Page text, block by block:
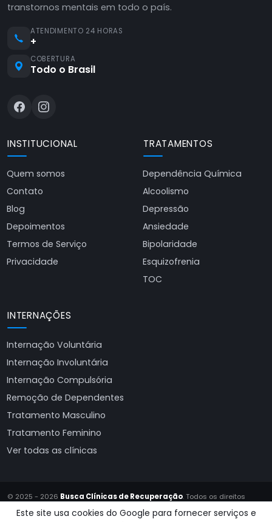
transtornos mentais em todo o país.
ATENDIMENTO 24 HORAS
+
COBERTURA
Todo o Brasil
INSTITUCIONAL
Quem somos
Contato
Blog
Depoimentos
Termos de Serviço
Privacidade
TRATAMENTOS
Dependência Química
Alcoolismo
Depressão
Ansiedade
Bipolaridade
Esquizofrenia
TOC
INTERNAÇÕES
Internação Voluntária
Internação Involuntária
Internação Compulsória
Remoção de Dependentes
Tratamento Masculino
Tratamento Feminino
Ver todas as clínicas
© 2025 - 2026 Busca Clínicas de Recuperação. Todos os direitos
Site produzido porAlmeida Sites
Este site usa cookies do Google para fornecer serviços e